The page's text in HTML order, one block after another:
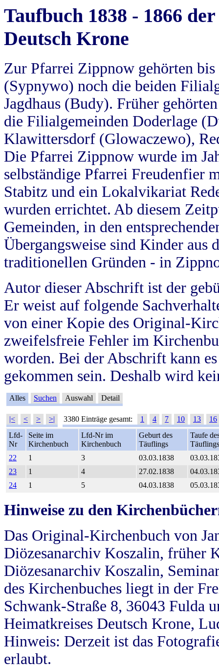
Taufbuch 1838 - 1866
Deutsch Krone
Zur Pfarrei Zippnow gehörten
(Sypnywo) noch die beiden
Jagdhaus (Budy). Früher
die Filialgemeinden Doderlage
Klawittersdorf (Glowaczewo),
Die Pfarrei Zippnow wurde im
selbständige Pfarrei Freudenfier
Stabitz und ein Lokalvikariat
wurden errichtet. Ab diesem
Gemeinden, in den
Übergangsweise sind Kinder aus
traditionellen Gründen - in
Autor dieser Abschrift ist der
Er weist auf folgende
von einer Kopie des Original-
zweifelsfreie Fehler im
worden. Bei der Abschrift kann
gekommen sein. Deshalb wird
Alles Suchen Auswahl Detail
|< < > >| 3380 Einträge gesamt: 1 4 7 10 13
16
Lfd-
Nr
Seite im
Kirchenbuch
Lfd-Nr im
Kirchenbuch
Geburt des
Täuflings
Taufe
Täuflings
22
1 3 03.03.1838
23
1 4 27.02.1838
24
1 5 04.03.1838
Hinweise zu den
Das Original-Kirchenbuch von
Diözesanarchiv Koszalin, früher
Diözesanarchiv Koszalin,
des Kirchenbuches liegt in der
Schwank-Straße 8, 36043 Fulda
Heimatkreises Deutsch Krone,
Hinweis: Derzeit ist das
erlaubt.